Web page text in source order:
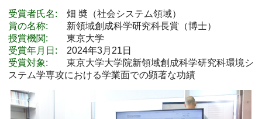
受賞者氏名: 畑 奬（社会システム領域）
賞の名称: 新領域創成科学研究科長賞（博士）
授賞機関: 東京大学
受賞年月日: 2024年3月21日
受賞対象: 東京大学大学院新領域創成科学研究科環境シ
ステム学専攻における学業面での顕著な功績